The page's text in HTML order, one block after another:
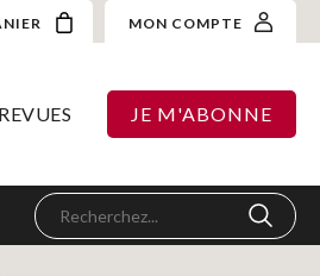
MON COMPTE
REVUES JE M'ABONNE